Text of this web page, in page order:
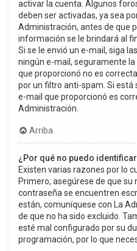
activar la cuenta. Algunos
deben ser activadas, ya sea
Administración, antes de que
información se le brindará al
Si se le envió un e-mail, siga
ningún e-mail, seguramente
que proporcionó no es
por un filtro anti-spam. Si está
e-mail que proporcionó es
Administración.
Arriba
¿Por qué no puedo
Existen varias razones por lo
Primero, asegúrese de que su
contraseña se encuentren
están, comuníquese con La
de que no ha sido excluido.
esté mal configurado por su
programación, por lo que